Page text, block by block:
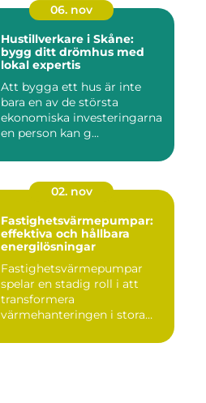
06. nov
Hustillverkare i Skåne:
bygg ditt drömhus med
lokal expertis
Att bygga ett hus är inte
bara en av de största
ekonomiska investeringarna
en person kan g...
02. nov
Fastighetsvärmepumpar:
effektiva och hållbara
energilösningar
Fastighetsvärmepumpar
spelar en stadig roll i att
transformera
värmehanteringen i stora